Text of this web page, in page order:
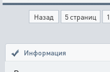
Назад 5 страниц 1
Информация